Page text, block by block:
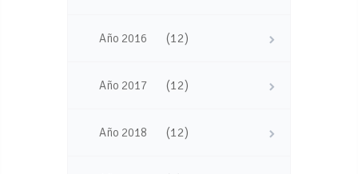
Año 2016 (12)
Año 2017 (12)
Año 2018 (12)